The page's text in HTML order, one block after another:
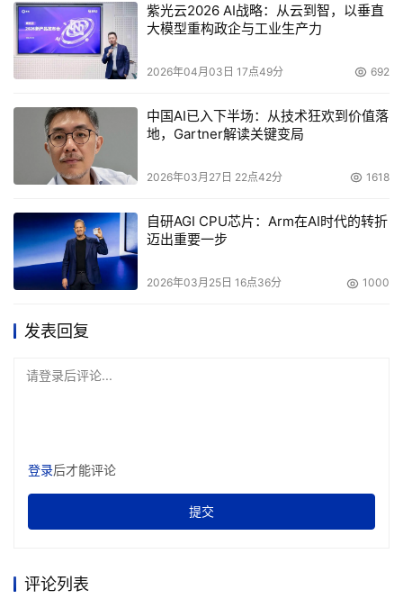
紫光云2026 AI战略：从云到智，以垂直
大模型重构政企与工业生产力
2026年04月03日 17点49分 692
中国AI已入下半场：从技术狂欢到价值落
地，Gartner解读关键变局
2026年03月27日 22点42分 1618
自研AGI CPU芯片：Arm在AI时代的转折
迈出重要一步
2026年03月25日 16点36分 1000
发表回复
请登录后评论...
登录后才能评论
提交
评论列表